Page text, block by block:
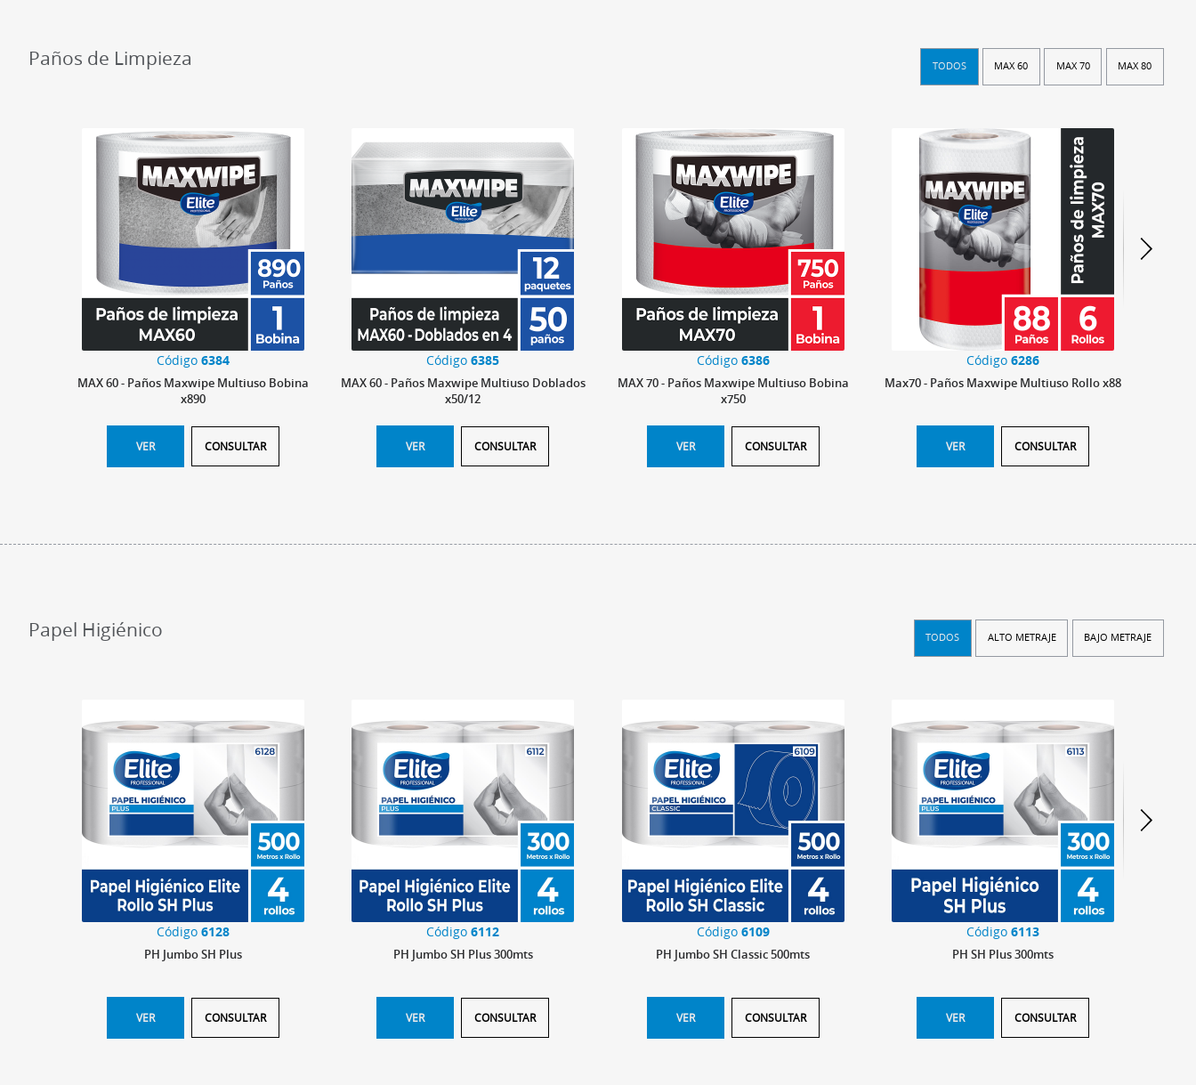
Paños de Limpieza TODOS MAX 60 MAX 70 MAX 80
Código 6384
MAX 60 - Paños Maxwipe Multiuso Bobina
x890
VER CONSULTAR
Código6385
MAX 60 - Paños Maxwipe Multiuso Doblados
x50/12
VER CONSULTAR
Código 6386
MAX 70 - Paños Maxwipe Multiuso Bobina
x750
VER CONSULTAR
Código6286
Max70 - Paños Maxwipe Multiuso Rollo x88
VER CONSULTAR
Papel Higiénico TODOS ALTO METRAJE BAJO METRAJE
Código 6128
PH Jumbo SH Plus
VER CONSULTAR
Código6112
PH Jumbo SH Plus 300mts
VER CONSULTAR
Código 6109
PH Jumbo SH Classic 500mts
VER CONSULTAR
Código6113
PH SH Plus 300mts
VER CONSULTAR